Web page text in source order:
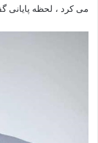
می‌ کرد ، لحظه پایانی